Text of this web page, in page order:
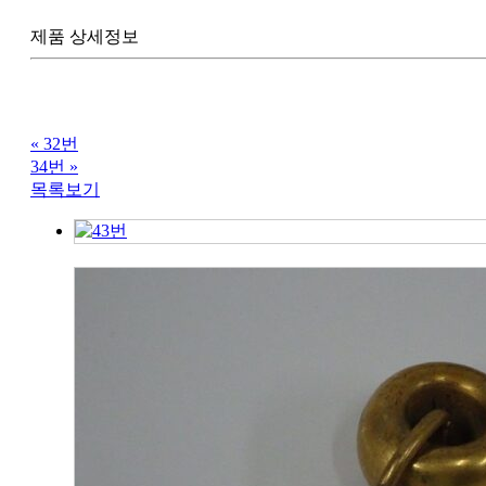
제품 상세정보
« 32번
34번 »
목록보기